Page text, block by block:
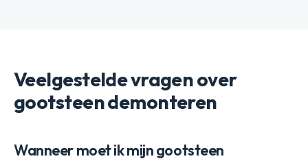
Veelgestelde vragen over
gootsteen demonteren
Wanneer moet ik mijn gootsteen